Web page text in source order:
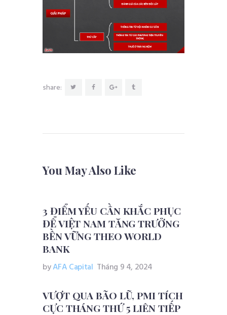
share:
You May Also Like
3 ĐIỂM YẾU CẦN KHẮC PHỤC
ĐỂ VIỆT NAM TĂNG TRƯỞNG
BỀN VỮNG THEO WORLD
BANK
byAFA Capital Tháng 9 4, 2024
VƯỢT QUA BÃO LŨ, PMI TÍCH
CỰC THÁNG THỨ 5 LIÊN TIẾP